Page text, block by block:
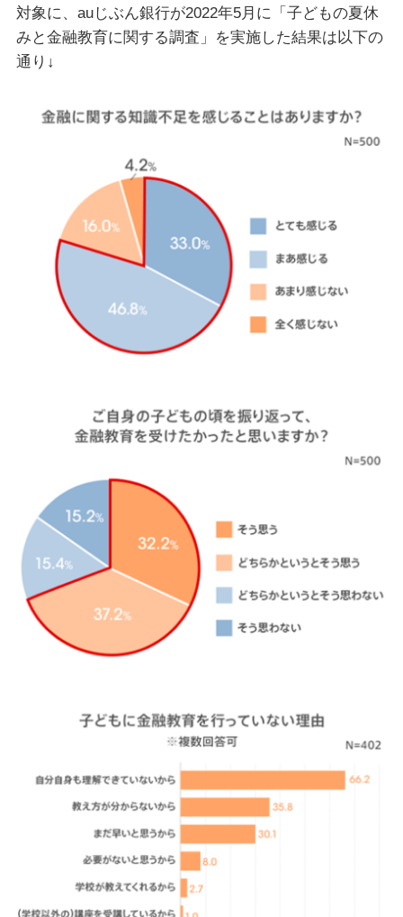
対象に、auじぶん銀行が2022年5月に「子どもの夏休
みと金融教育に関する調査」を実施した結果は以下の
通り↓